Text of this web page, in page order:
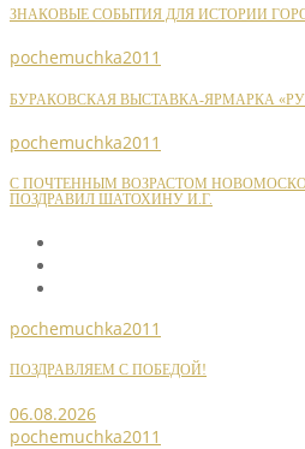
ЗНАКОВЫЕ СОБЫТИЯ ДЛЯ ИСТОРИИ
pochemuchka2011
БУРАКОВСКАЯ ВЫСТАВКА-ЯРМАРКА
pochemuchka2011
С ПОЧТЕННЫМ ВОЗРАСТОМ
ПОЗДРАВИЛ ШАТОХИНУ И.Г.
pochemuchka2011
ПОЗДРАВЛЯЕМ С ПОБЕДОЙ!
06.08.2026
pochemuchka2011